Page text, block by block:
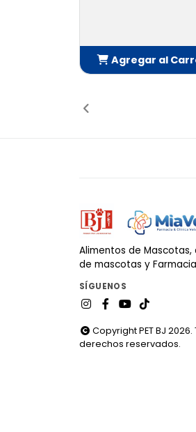
Agregar al
Alimentos de Mascotas,
de mascotas y
SÍGUENOS
Copyright PET BJ
derechos reservados.